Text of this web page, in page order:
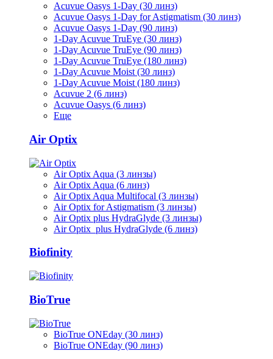
Acuvue Oasys 1-Day (30 линз)
Acuvue Oasys 1-Day for Astigmatism (30 линз)
Acuvue Oasys 1-Day (90 линз)
1-Day Acuvue TruEye (30 линз)
1-Day Acuvue TruEye (90 линз)
1-Day Acuvue TruEye (180 линз)
1-Day Acuvue Moist (30 линз)
1-Day Acuvue Moist (180 линз)
Acuvue 2 (6 линз)
Acuvue Oasys (6 линз)
Еще
Air Optix
Air Optix Aqua (3 линзы)
Air Optix Aqua (6 линз)
Air Optix Aqua Multifocal (3 линзы)
Air Optix for Astigmatism (3 линзы)
Air Optix plus HydraGlyde (3 линзы)
Air Optix plus HydraGlyde (6 линз)
Biofinity
BioTrue
BioTrue ONEday (30 линз)
BioTrue ONEday (90 линз)